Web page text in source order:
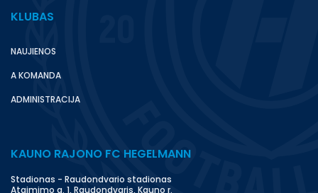
KLUBAS
NAUJIENOS
A KOMANDA
ADMINISTRACIJA
KAUNO RAJONO FC HEGELMANN
Stadionas - Raudondvario stadionas
Atgimimo g. 1, Raudondvaris, Kauno r.